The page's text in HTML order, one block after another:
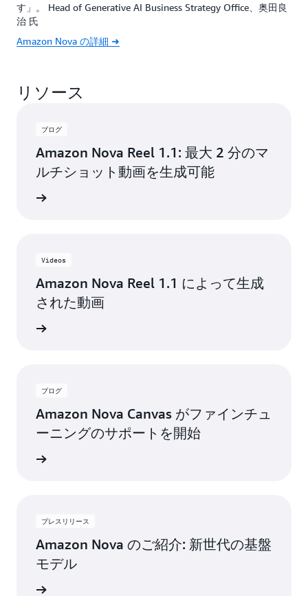
す」。 Head of Generative AI Business Strategy Office、奥田良
治 氏
Amazon Nova の詳細 ➜
リソース
ブログ
Amazon Nova Reel 1.1: 最大 2 分のマ
ルチショット動画を生成可能
Videos
Amazon Nova Reel 1.1 によって生成
された動画
ブログ
Amazon Nova Canvas がファインチュ
ーニングのサポートを開始
プレスリリース
Amazon Nova のご紹介: 新世代の基盤
モデル